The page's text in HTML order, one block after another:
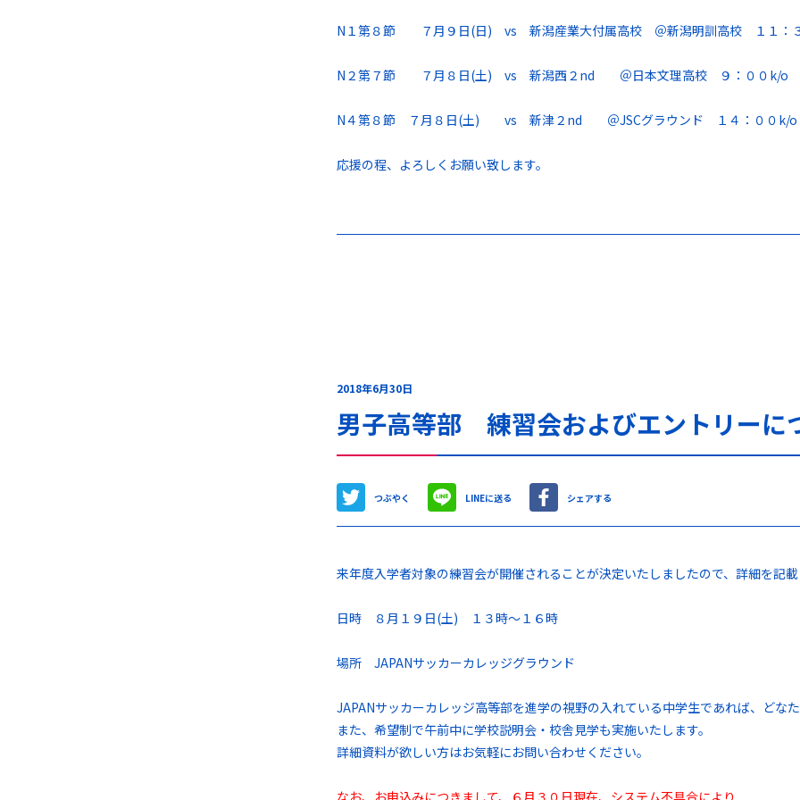
N１第８節 ７月９日(日) vs 新潟産業大付属高校 ＠新潟明訓高校 １１：
N２第７節 ７月８日(土) vs 新潟西２nd ＠日本文理高校 ９：００k/o
N４第８節 ７月８日(土) vs 新津２nd ＠JSCグラウンド １４：００k/o
応援の程、よろしくお願い致します。
2018年6月30日
男子高等部 練習会およびエントリーに
つぶやく LINEに送る シェアする
来年度入学者対象の練習会が開催されることが決定いたしましたので、詳細を記載
日時 ８月１９日(土) １３時～１６時
場所 JAPANサッカーカレッジグラウンド
JAPANサッカーカレッジ高等部を進学の視野の入れている中学生であれば、どな
また、希望制で午前中に学校説明会・校舎見学も実施いたします。
詳細資料が欲しい方はお気軽にお問い合わせください。
なお、お申込みにつきまして、６月３０日現在、 システム不具合により